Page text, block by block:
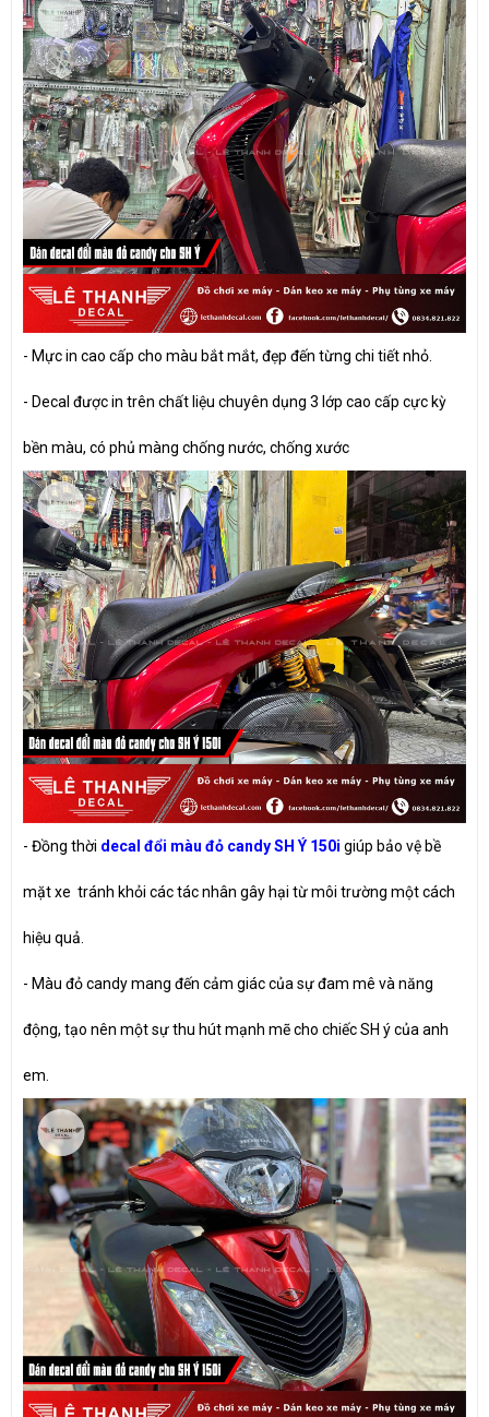
- Mực in cao cấp cho màu bắt mắt, đẹp đến từng chi tiết nhỏ.
- Decal được in trên chất liệu chuyên dụng 3 lớp cao cấp cực kỳ
bền màu, có phủ màng chống nước, chống xước
- Đồng thời decal đổi màu đỏ candy SH Ý 150i giúp bảo vệ bề
mặt xe tránh khỏi các tác nhân gây hại từ môi trường một cách
hiệu quả.
- Màu đỏ candy mang đến cảm giác của sự đam mê và năng
động, tạo nên một sự thu hút mạnh mẽ cho chiếc SH ý của anh
em.